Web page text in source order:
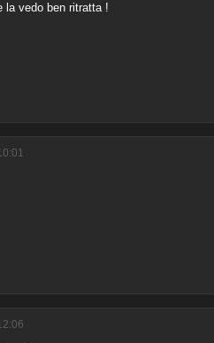
la vedo ben ritratta !